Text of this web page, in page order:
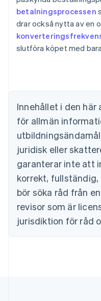
betalningsprocessen
drar också nytta av en
slutföra köpet med
Innehållet i den
för allmän
juridisk eller
garanterar inte att
korrekt, fullständig,
bör söka råd från
revisor som är
jurisdiktion för råd
Australien
English
PortuguêsEnglish
Bulgarien
English
Cypern
English
Danmark
English
Estland
Fastlandskina
简体中文English
Finland
English Svenska
Frankrike